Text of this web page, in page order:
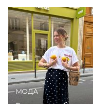
МОДА